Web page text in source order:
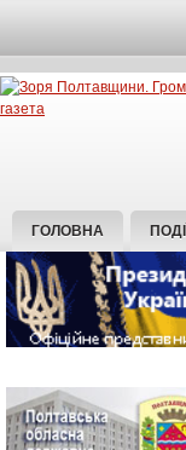
ГОЛОВНА ПОДІЇ